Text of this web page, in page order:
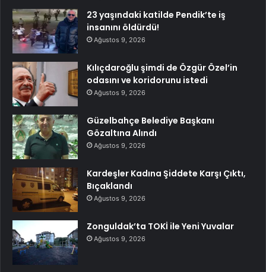
23 yaşındaki katilde Pendik’te iş
insanını öldürdü!
Ağustos 9, 2026
Kılıçdaroğlu şimdi de Özgür Özel’in
odasını ve koridorunu istedi
Ağustos 9, 2026
Güzelbahçe Belediye Başkanı
Gözaltına Alındı
Ağustos 9, 2026
Kardeşler Kadına Şiddete Karşı Çıktı,
Bıçaklandı
Ağustos 9, 2026
Zonguldak’ta TOKİ ile Yeni Yuvalar
Ağustos 9, 2026